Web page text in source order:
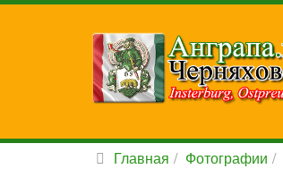
Главная Фотографии